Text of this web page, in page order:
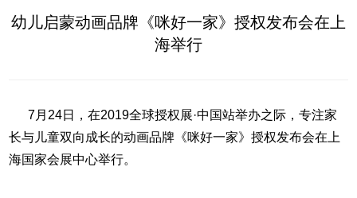
幼儿启蒙动画品牌《咪好一家》授权发布会在上
海举行
7月24日，在2019全球授权展·中国站举办之际，专注家
长与儿童双向成长的动画品牌《咪好一家》授权发布会在上
海国家会展中心举行。